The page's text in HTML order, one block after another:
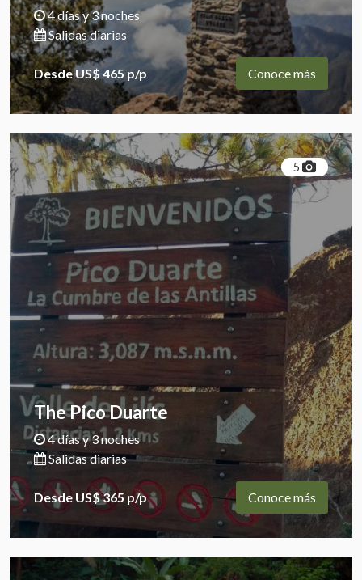
4 días y 3 noches
Salidas diarias
Desde US$ 465 p/p Conoce más
5
The Pico Duarte
4 días y 3 noches
Salidas diarias
Desde US$ 365 p/p Conoce más